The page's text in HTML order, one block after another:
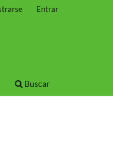
Buscar
Entrar